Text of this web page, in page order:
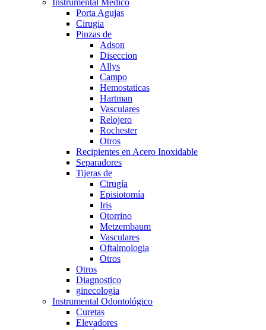
Instrumental Medico
Porta Agujas
Cirugia
Pinzas de
Adson
Diseccion
Allys
Campo
Hemostaticas
Hartman
Vasculares
Relojero
Rochester
Otros
Recipientes en Acero Inoxidable
Separadores
Tijeras de
Cirugía
Episiotomía
Iris
Otorrino
Metzembaum
Vasculares
Oftalmologia
Otros
Otros
Diagnostico
ginecologia
Instrumental Odontológico
Curetas
Elevadores